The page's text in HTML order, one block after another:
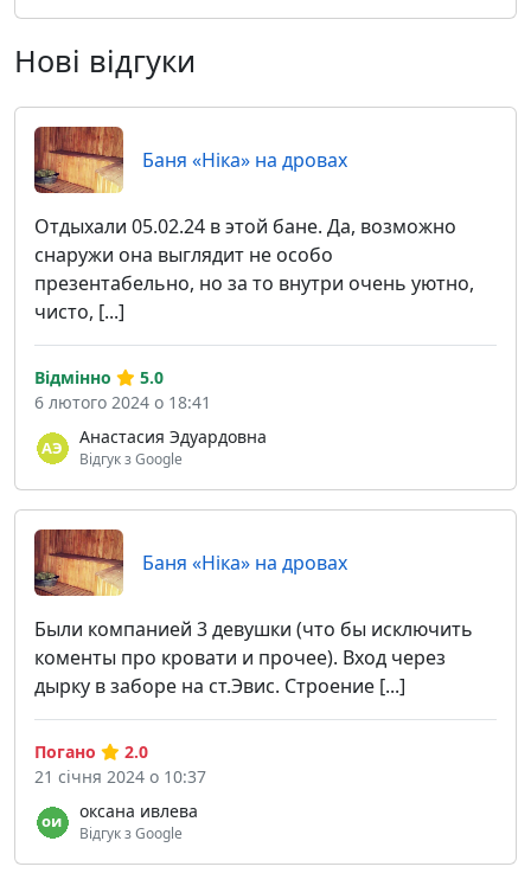
Нові відгуки
Баня «Ніка» на дровах
Отдыхали 05.02.24 в этой бане. Да, возможно
снаружи она выглядит не особо
презентабельно, но за то внутри очень уютно,
чисто, [...]
Анастасия Эдуардовна
Відгук з Google
Відмінно
5.0
6 лютого 2024 о 18:41
Баня «Ніка» на дровах
Были компанией 3 девушки (что бы исключить
коменты про кровати и прочее). Вход через
дырку в заборе на ст.Эвис. Строение [...]
оксана ивлева
Відгук з Google
Погано
2.0
21 січня 2024 о 10:37